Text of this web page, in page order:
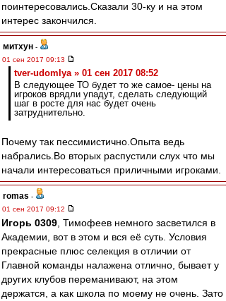
поинтересовались.Сказали 30-ку и на этом
интерес закончился.
митхун -
01 сен 2017 09:13
tver-udomlya » 01 сен 2017 08:52
В следующее ТО будет то же самое- цены на
игроков врядли упадут, сделать следующий
шаг в росте для нас будет очень
затруднительно.
Почему так пессимистично.Опыта ведь
набрались.Во вторых распустили слух что мы
начали интересоваться приличными игроками.
romas -
01 сен 2017 09:12
Игорь 0309 , Тимофеев немного засветился в
Академии, вот в этом и вся её суть. Условия
прекрасные плюс селекция в отличии от
Главной команды налажена отлично, бывает у
других клубов переманивают, на этом
держатся, а как школа по моему не очень. Зато